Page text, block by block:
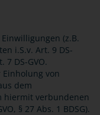
(z.B.
i.S.v. Art. 9 DS-
7 DS-GVO.
von
dem
hiermit verbundenen
§ 27 Abs. 1 BDSG).